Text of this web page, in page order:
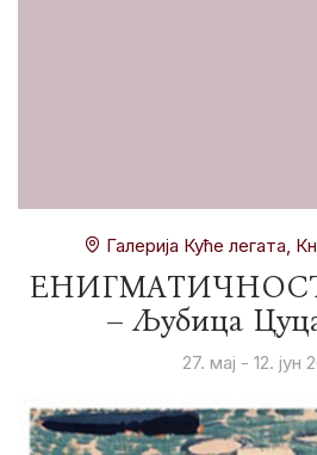
Галерија Куће легата,
– Љубица
27. мај - 12. јун